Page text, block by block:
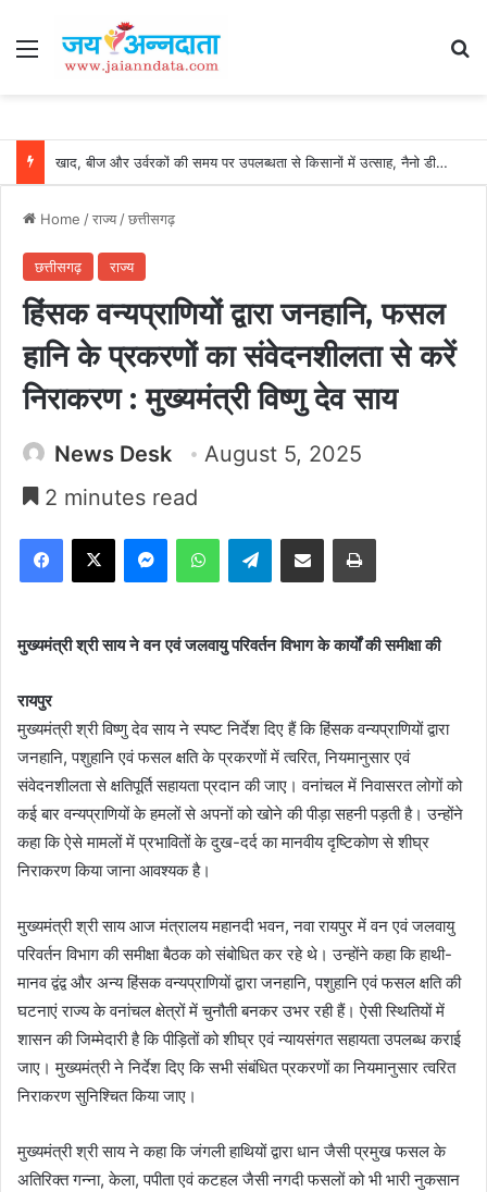
Menu
खाद, बीज और उर्वरकों की समय पर उपलब्धता से किसानों में उत्साह, नैनो डीएपी और नैनो यूरिया बने किसानों के भरोसेमंद कृषि साथी…..
Home /राज्य/छत्तीसगढ़
छत्तीसगढ़ राज्य
हिंसक वन्यप्राणियों द्वारा जनहानि, फसल
हानि के प्रकरणों का संवेदनशीलता से करें
निराकरण : मुख्यमंत्री विष्णु देव साय
News Desk
August 5, 2025
2 minutes read
Facebook
X MessengerWhatsAppTelegramShare via Email Print
मुख्यमंत्री श्री साय ने वन एवं जलवायु परिवर्तन विभाग के कार्यों की समीक्षा की
रायपुर
मुख्यमंत्री श्री विष्णु देव साय ने स्पष्ट निर्देश दिए हैं कि हिंसक वन्यप्राणियों द्वारा
जनहानि, पशुहानि एवं फसल क्षति के प्रकरणों में त्वरित, नियमानुसार एवं
संवेदनशीलता से क्षतिपूर्ति सहायता प्रदान की जाए। वनांचल में निवासरत लोगों को
कई बार वन्यप्राणियों के हमलों से अपनों को खोने की पीड़ा सहनी पड़ती है। उन्होंने
कहा कि ऐसे मामलों में प्रभावितों के दुख-दर्द का मानवीय दृष्टिकोण से शीघ्र
निराकरण किया जाना आवश्यक है।
मुख्यमंत्री श्री साय आज मंत्रालय महानदी भवन, नवा रायपुर में वन एवं जलवायु
परिवर्तन विभाग की समीक्षा बैठक को संबोधित कर रहे थे। उन्होंने कहा कि हाथी-
मानव द्वंद्व और अन्य हिंसक वन्यप्राणियों द्वारा जनहानि, पशुहानि एवं फसल क्षति की
घटनाएं राज्य के वनांचल क्षेत्रों में चुनौती बनकर उभर रही हैं। ऐसी स्थितियों में
शासन की जिम्मेदारी है कि पीड़ितों को शीघ्र एवं न्यायसंगत सहायता उपलब्ध कराई
जाए। मुख्यमंत्री ने निर्देश दिए कि सभी संबंधित प्रकरणों का नियमानुसार त्वरित
निराकरण सुनिश्चित किया जाए।
मुख्यमंत्री श्री साय ने कहा कि जंगली हाथियों द्वारा धान जैसी प्रमुख फसल के
अतिरिक्त गन्ना, केला, पपीता एवं कटहल जैसी नगदी फसलों को भी भारी नुकसान